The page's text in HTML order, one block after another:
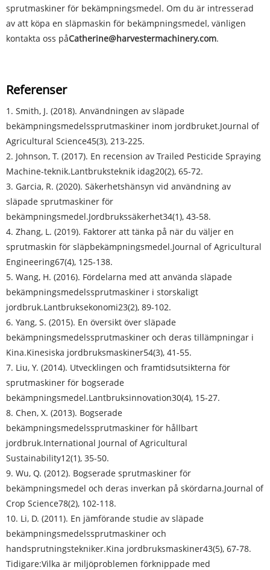
sprutmaskiner för bekämpningsmedel. Om du är intresserad
av att köpa en släpmaskin för bekämpningsmedel, vänligen
kontakta oss påCatherine@harvestermachinery.com.
Referenser
1. Smith, J. (2018). Användningen av släpade
bekämpningsmedelssprutmaskiner inom jordbruket.Journal of
Agricultural Science45(3), 213-225.
2. Johnson, T. (2017). En recension av Trailed Pesticide Spraying
Machine-teknik.Lantbruksteknik idag20(2), 65-72.
3. Garcia, R. (2020). Säkerhetshänsyn vid användning av
släpade sprutmaskiner för
bekämpningsmedel.Jordbrukssäkerhet34(1), 43-58.
4. Zhang, L. (2019). Faktorer att tänka på när du väljer en
sprutmaskin för släpbekämpningsmedel.Journal of Agricultural
Engineering67(4), 125-138.
5. Wang, H. (2016). Fördelarna med att använda släpade
bekämpningsmedelssprutmaskiner i storskaligt
jordbruk.Lantbruksekonomi23(2), 89-102.
6. Yang, S. (2015). En översikt över släpade
bekämpningsmedelssprutmaskiner och deras tillämpningar i
Kina.Kinesiska jordbruksmaskiner54(3), 41-55.
7. Liu, Y. (2014). Utvecklingen och framtidsutsikterna för
sprutmaskiner för bogserade
bekämpningsmedel.Lantbruksinnovation30(4), 15-27.
8. Chen, X. (2013). Bogserade
bekämpningsmedelssprutmaskiner för hållbart
jordbruk.International Journal of Agricultural
Sustainability12(1), 35-50.
9. Wu, Q. (2012). Bogserade sprutmaskiner för
bekämpningsmedel och deras inverkan på skördarna.Journal of
Crop Science78(2), 102-118.
10. Li, D. (2011). En jämförande studie av släpade
bekämpningsmedelssprutmaskiner och
handsprutningstekniker.Kina jordbruksmaskiner43(5), 67-78.
Tidigare:Vilka är miljöproblemen förknippade med